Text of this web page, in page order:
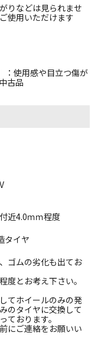
りなどは見られませ
使用いただけます
：使用感や目立つ傷が
古品
近4.0ｍｍ程度
タイヤ
ゴムの劣化も出てお
度とお考え下さい。
てホイールのみの発
のタイヤに交換して
ております。
にご連絡をお願いい